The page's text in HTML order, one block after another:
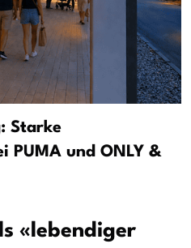
Starke
PUMA und ONLY &
«lebendiger